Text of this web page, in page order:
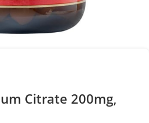
Citrate 200mg,